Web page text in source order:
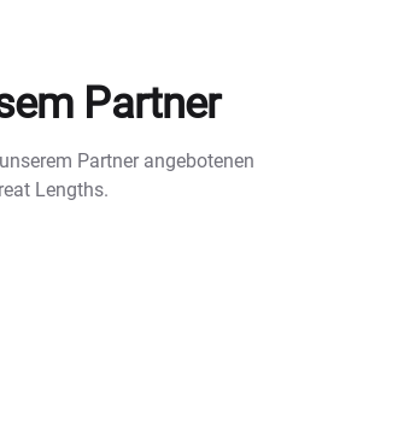
Partner
Partner angebotenen
Lengths.